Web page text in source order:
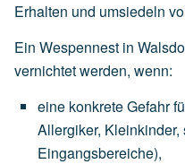
Erhalten und umsiedeln
Ein Wespennest in
vernichtet werden, wenn:
eine konkrete Gefahr
Allergiker, Kleinkinder,
Eingangsbereiche),